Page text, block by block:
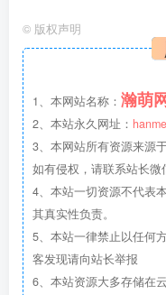
© 版权声明
1、本网站名称： 瀚萌
2、本站永久网址：
3、本网站所有资源来源
如有侵权，请联系站长微
4、本站一切资源不代表
其真实性负责。
5、本站一律禁止以任何
客发现请向站长举报
6、本站资源大多存储在